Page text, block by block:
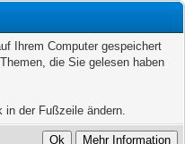
Ihrem Computer gespeichert
die Sie gelesen haben
in der Fußzeile ändern.